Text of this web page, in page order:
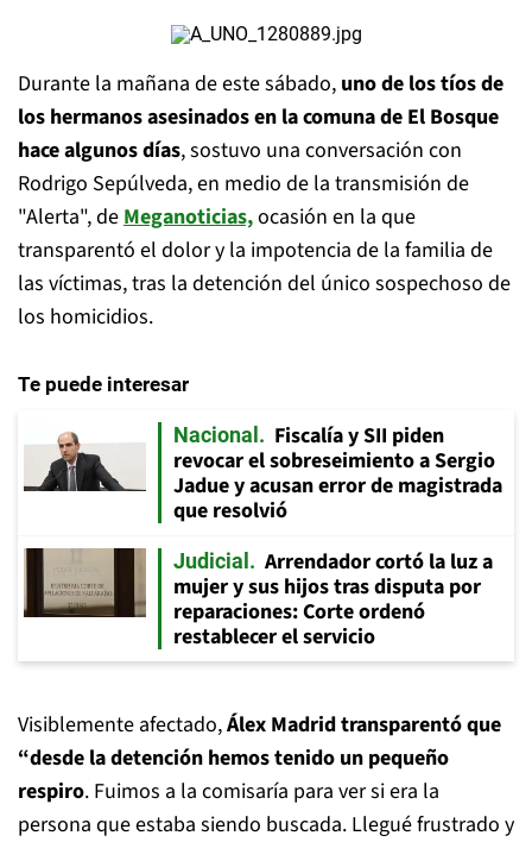
Durante la mañana de este sábado, uno de los tíos de
los hermanos asesinados en la comuna de El Bosque
hace algunos días, sostuvo una conversación con
Rodrigo Sepúlveda, en medio de la transmisión de
"Alerta", deMeganoticias,ocasión en la que
transparentó el dolor y la impotencia de la familia de
las víctimas, tras la detención del único sospechoso de
los homicidios.
Te puede interesar
Nacional
Fiscalía y SII piden
revocar el sobreseimiento a Sergio
Jadue y acusan error de magistrada
que resolvió
Judicial
Arrendador cortó la luz a
mujer y sus hijos tras disputa por
reparaciones: Corte ordenó
restablecer el servicio
Visiblemente afectado,Álex Madrid transparentó que
“desde la detención hemos tenido un pequeño
respiro. Fuimos a la comisaría para ver si era la
persona que estaba siendo buscada. Llegué frustrado y